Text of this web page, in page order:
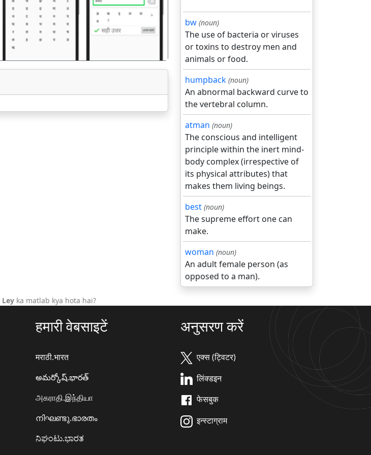
bw (noun)
The use of bacteria or viruses
or toxins to destroy men and
animals or food.
humpback (noun)
An abnormal backward curve to
the vertebral column.
atman (noun)
The conscious and intelligent
principle within the inert mind-
body complex (irrespective of
its physical attributes) that
makes them living beings.
best (noun)
The supreme effort one can
make.
woman (noun)
An adult female person (as
opposed to a man).
Ley ka matlab kya hota hai?
हमारी वेबसाइटें
मराठी.भारत
అమర్కోష్.భారత్
அகராதி.இந்தியா
നിഘണ്ടു.ഭാരതം
ನಿಘಂಟು.ಭಾರತ
अनुसरण करें
एक्स (ट्विटर)
लिंक्डइन
फेसबुक
इन्स्टाग्राम